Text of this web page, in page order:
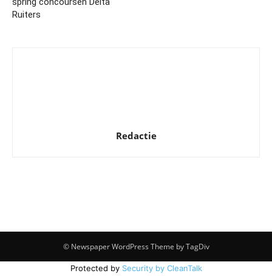
Ruiters
Redactie
© Newspaper WordPress Theme by TagDiv
Protected by Security by CleanTalk